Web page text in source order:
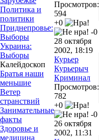
Политика и
политики
Приднепровье:
Выборы
Украина:
Выборы
Калейдоскоп
Братья наши
меньшие
Ветер
странствий
Занимательные
факты
Здоровье и
медицина
Просмотров:
594
+0
-0
28 октября
2002, 18:19
Курьер
Курьерыч
Криминал
Просмотров:
782
+0
-0
26 октября
2002, 11:31